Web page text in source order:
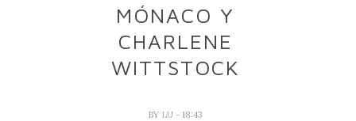
MÓNACO Y
CHARLENE
WITTSTOCK
BY LU - 18:43